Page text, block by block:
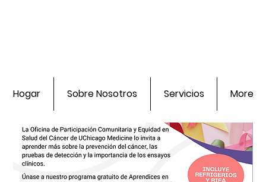
Hogar Sobre Nosotros Servicios More